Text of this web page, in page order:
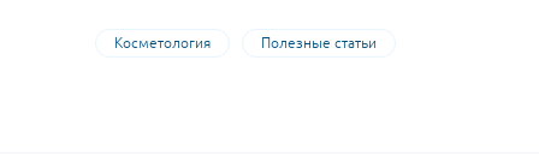
Косметология Полезные статьи